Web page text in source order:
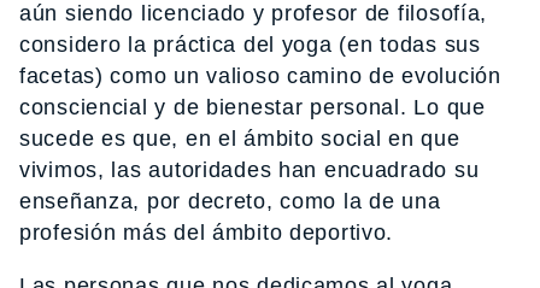
aún siendo licenciado y profesor de filosofía,
considero la práctica del yoga (en todas sus
facetas) como un valioso camino de evolución
consciencial y de bienestar personal. Lo que
sucede es que, en el ámbito social en que
vivimos, las autoridades han encuadrado su
enseñanza, por decreto, como la de una
profesión más del ámbito deportivo.